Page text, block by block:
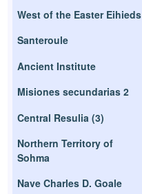
West of the Easter Eihieds
Santeroule
Ancient Institute
Misiones secundarias 2
Central Resulia (3)
Northern Territory of
Sohma
Nave Charles D. Goale